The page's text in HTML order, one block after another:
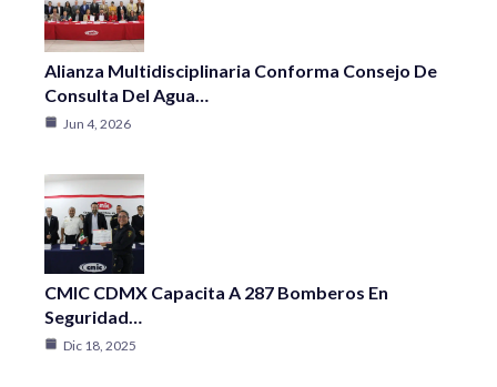
Alianza Multidisciplinaria Conforma Consejo De
Consulta Del Agua…
Jun 4, 2026
CMIC CDMX Capacita A 287 Bomberos En
Seguridad…
Dic 18, 2025